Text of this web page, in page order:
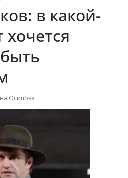
в какой-
Осипова